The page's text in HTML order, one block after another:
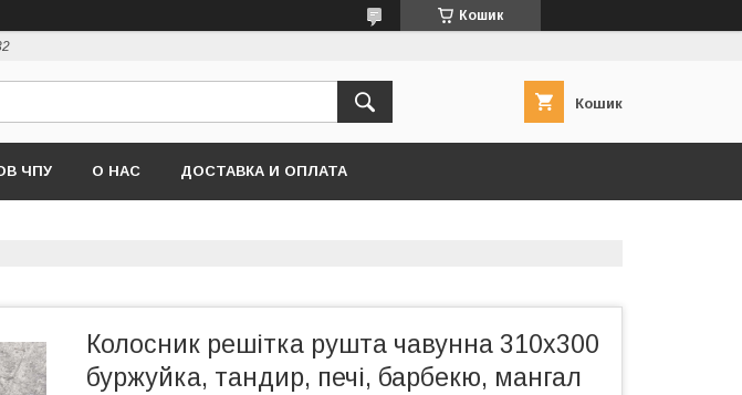
Кошик
Кошик
ЧПУ О НАС ДОСТАВКА И ОПЛАТА
Колосник решітка рушта чавунна 310х300
буржуйка, тандир, печі, барбекю, мангал